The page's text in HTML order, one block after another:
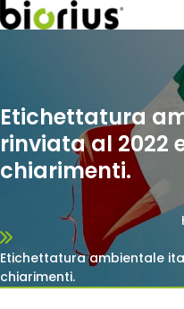
Etichettatura
rinviata al 2022
chiarimenti.
Etichettatura ambientale
chiarimenti.